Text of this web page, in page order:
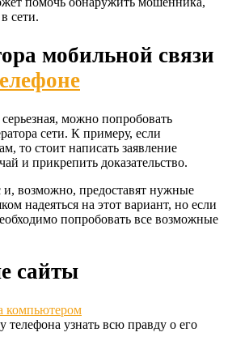
сети.
мобильной связи
можно попробовать
сети. К примеру, если
то стоит написать заявление
и прикрепить доказательство.
и, возможно, предоставят нужные
надеяться на этот вариант, но если
попробовать все возможные
сайты